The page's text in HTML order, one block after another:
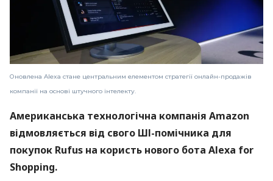
Оновлена Alexa стане центральним елементом стратегії онлайн-продажів
компанії на основі штучного інтелекту.
Американська технологічна компанія Amazon
відмовляється від свого ШІ-помічника для
покупок Rufus на користь нового бота Alexa for
Shopping.